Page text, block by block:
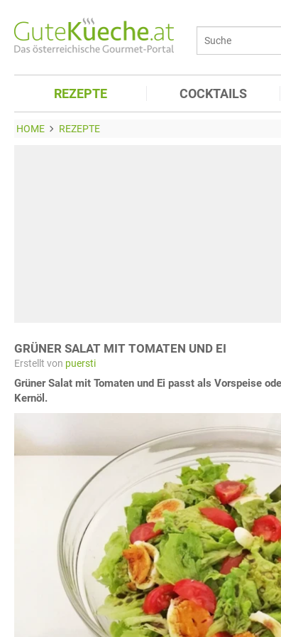
REZEPTE COCKTAILS
HOME REZEPTE
GRÜNER SALAT MIT TOMATEN UND EI
Erstellt von puersti
Grüner Salat mit Tomaten und Ei passt als Vorspeise
Kernöl.